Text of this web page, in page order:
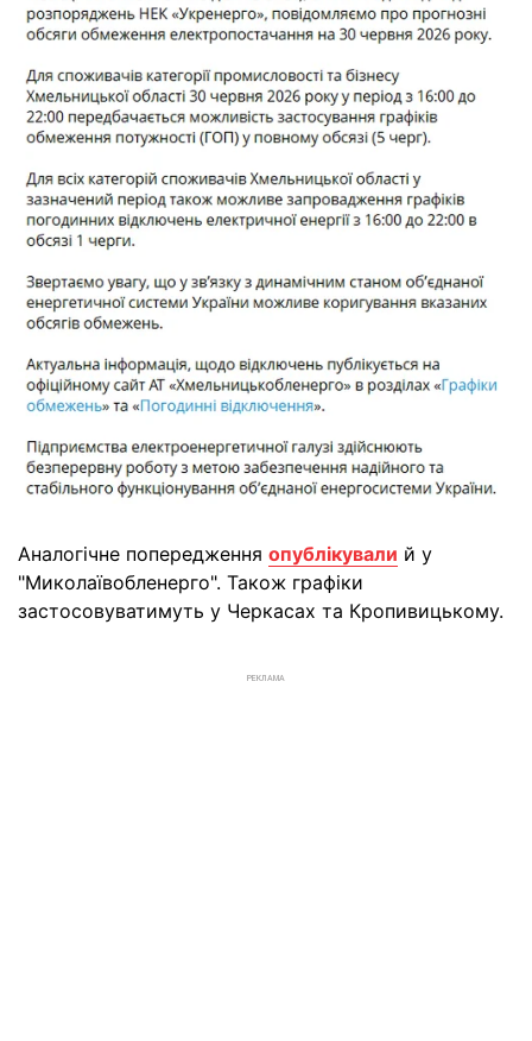
Аналогічне попередження опублікували й у
"Миколаївобленерго". Також графіки
застосовуватимуть у Черкасах та Кропивицькому.
РЕКЛАМА